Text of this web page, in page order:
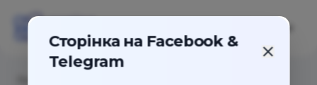
Сторінка на Facebook &
Telegram